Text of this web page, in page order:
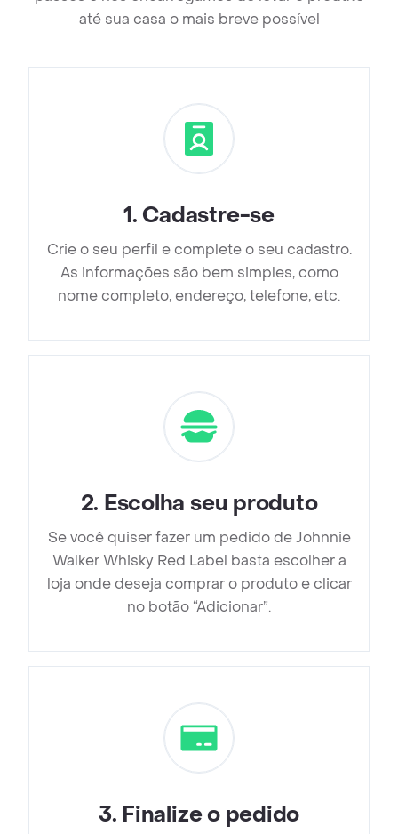
até sua casa o mais breve possível
1. Cadastre-se
Crie o seu perfil e complete o seu cadastro.
As informações são bem simples, como
nome completo, endereço, telefone, etc.
2. Escolha seu produto
Se você quiser fazer um pedido de Johnnie
Walker Whisky Red Label basta escolher a
loja onde deseja comprar o produto e clicar
no botão “Adicionar”.
3. Finalize o pedido